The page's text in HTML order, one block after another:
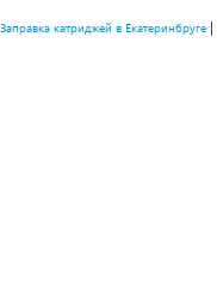
Заправка катриджей в Екатеринбруге |